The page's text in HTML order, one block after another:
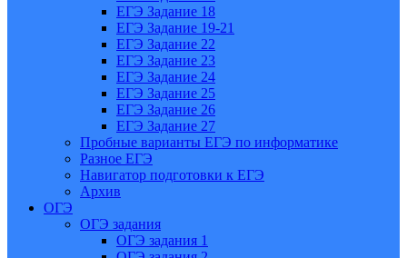
ЕГЭ Задание 18
ЕГЭ Задание 19-21
ЕГЭ Задание 22
ЕГЭ Задание 23
ЕГЭ Задание 24
ЕГЭ Задание 25
ЕГЭ Задание 26
ЕГЭ Задание 27
Пробные варианты ЕГЭ по информатике
Разное ЕГЭ
Навигатор подготовки к ЕГЭ
Архив
ОГЭ
ОГЭ задания
ОГЭ задания 1